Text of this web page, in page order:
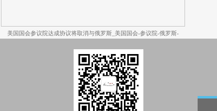
美国国会参议院达成协议将取消与俄罗斯_美国国会-参议院-俄罗斯-